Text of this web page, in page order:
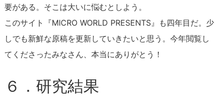
要がある。そこは大いに悩むとしよう。
このサイト『MICRO WORLD PRESENTS』も四年目だ。少
しでも新鮮な原稿を更新していきたいと思う。今年閲覧し
てくださったみなさん、本当にありがとう！
６．研究結果